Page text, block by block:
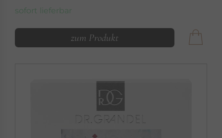
sofort lieferbar
zum Produkt